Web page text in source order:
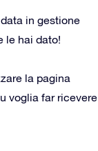
in gestione
le hai dato!
la pagina
voglia far ricevere